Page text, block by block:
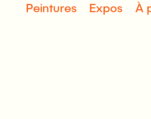
Peintures Expos À